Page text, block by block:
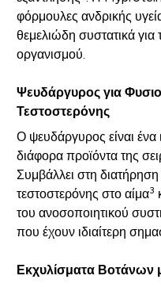
φόρμουλες ανδρικής
θεμελιώδη συστατικά για
οργανισμού.
Ψευδάργυρος για
Τεστοστερόνης
Ο ψευδάργυρος είναι ένα
διάφορα προϊόντα της
Συμβάλλει στη
τεστοστερόνης στο αίμα3
του ανοσοποιητικού
που έχουν ιδιαίτερη
Εκχυλίσματα Βοτάνων